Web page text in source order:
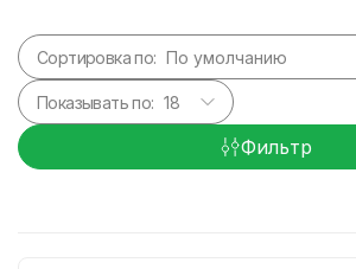
Сортировка по:
Показывать по:
Фильтр